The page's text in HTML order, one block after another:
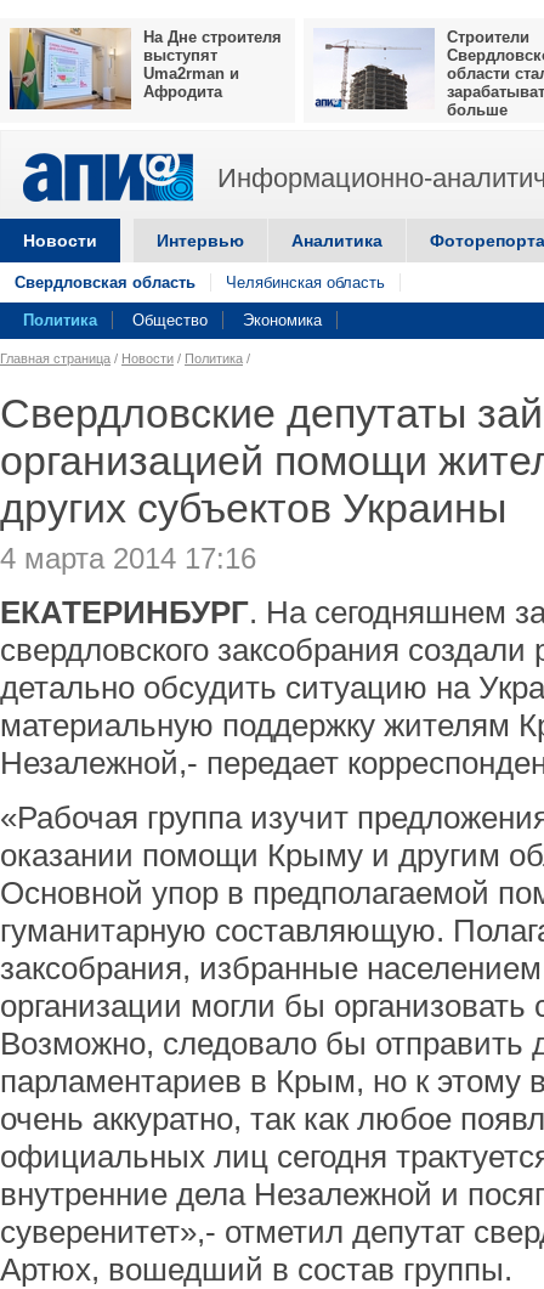
На Дне строителя
выступят
Uma2rman и
Афродита
Строители
области
больше
Информационно-
Новости Интервью Аналитика
Свердловская область Челябинская область
Политика Общество Экономика
Главная страница / Новости / Политика /
Свердловские депутаты
организацией помощи
других субъектов Украины
4 марта 2014 17:16
ЕКАТЕРИНБУРГ. На сегодняшнем
свердловского заксобрания
детально обсудить ситуацию на
материальную поддержку жителям
Незалежной,- передает
«Рабочая группа изучит
оказании помощи Крыму и другим
Основной упор в предполагаемой
гуманитарную составляющую.
заксобрания, избранные
организации могли бы
Возможно, следовало бы отправить
парламентариев в Крым, но к этому
очень аккуратно, так как любое
официальных лиц сегодня
внутренние дела Незалежной и
суверенитет»,- отметил депутат
Артюх, вошедший в состав группы.